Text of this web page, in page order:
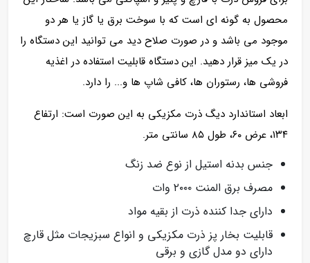
محصول به گونه ای است که با سوخت برق یا گاز یا هر دو
موجود می باشد و در صورت صلاح دید می توانید این دستگاه را
در یک میز قرار دهید. این دستگاه قابلیت استفاده در اغذیه
فروشی ها، رستوران ها، کافی شاپ ها و... را دارد.
ابعاد استاندارد دیگ ذرت مکزیکی به این صورت است: ارتفاع
۱۳۴، عرض ۶۰، طول ۸۵ سانتی متر.
جنس بدنه استیل از نوع ضد زنگ
مصرف برق المنت ۲۰۰۰ وات
دارای جدا کننده ذرت از بقیه مواد
قابلیت بخار پز ذرت مکزیکی و انواع سبزیجات مثل قارچ
دارای دو مدل گازی و برقی